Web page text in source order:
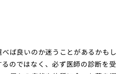
ば良いのか迷うことがあるかも
のではなく、必ず医師の診断を